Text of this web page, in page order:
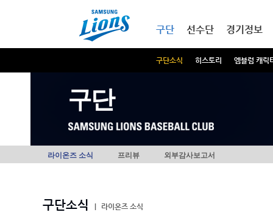
구단
구단소식 히스토리 엠블럼 캐릭
선수단 경기정보
구단
라이온즈 소식 프리뷰 외부감사보고서
구단소식
라이온즈 소식